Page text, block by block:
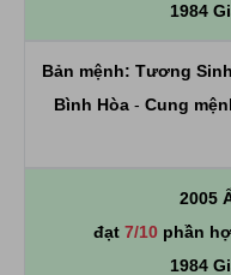
1984
Bản mệnh: Tương Sinh
Bình Hòa- Cung
2005
đạt 7/10phần
1984